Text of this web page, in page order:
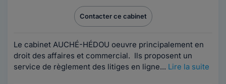
Contacter ce cabinet
Le cabinet AUCHÉ-HÉDOU oeuvre principalement en
droit des affaires et commercial. Ils proposent un
service de règlement des litiges en ligne... Lire la suite